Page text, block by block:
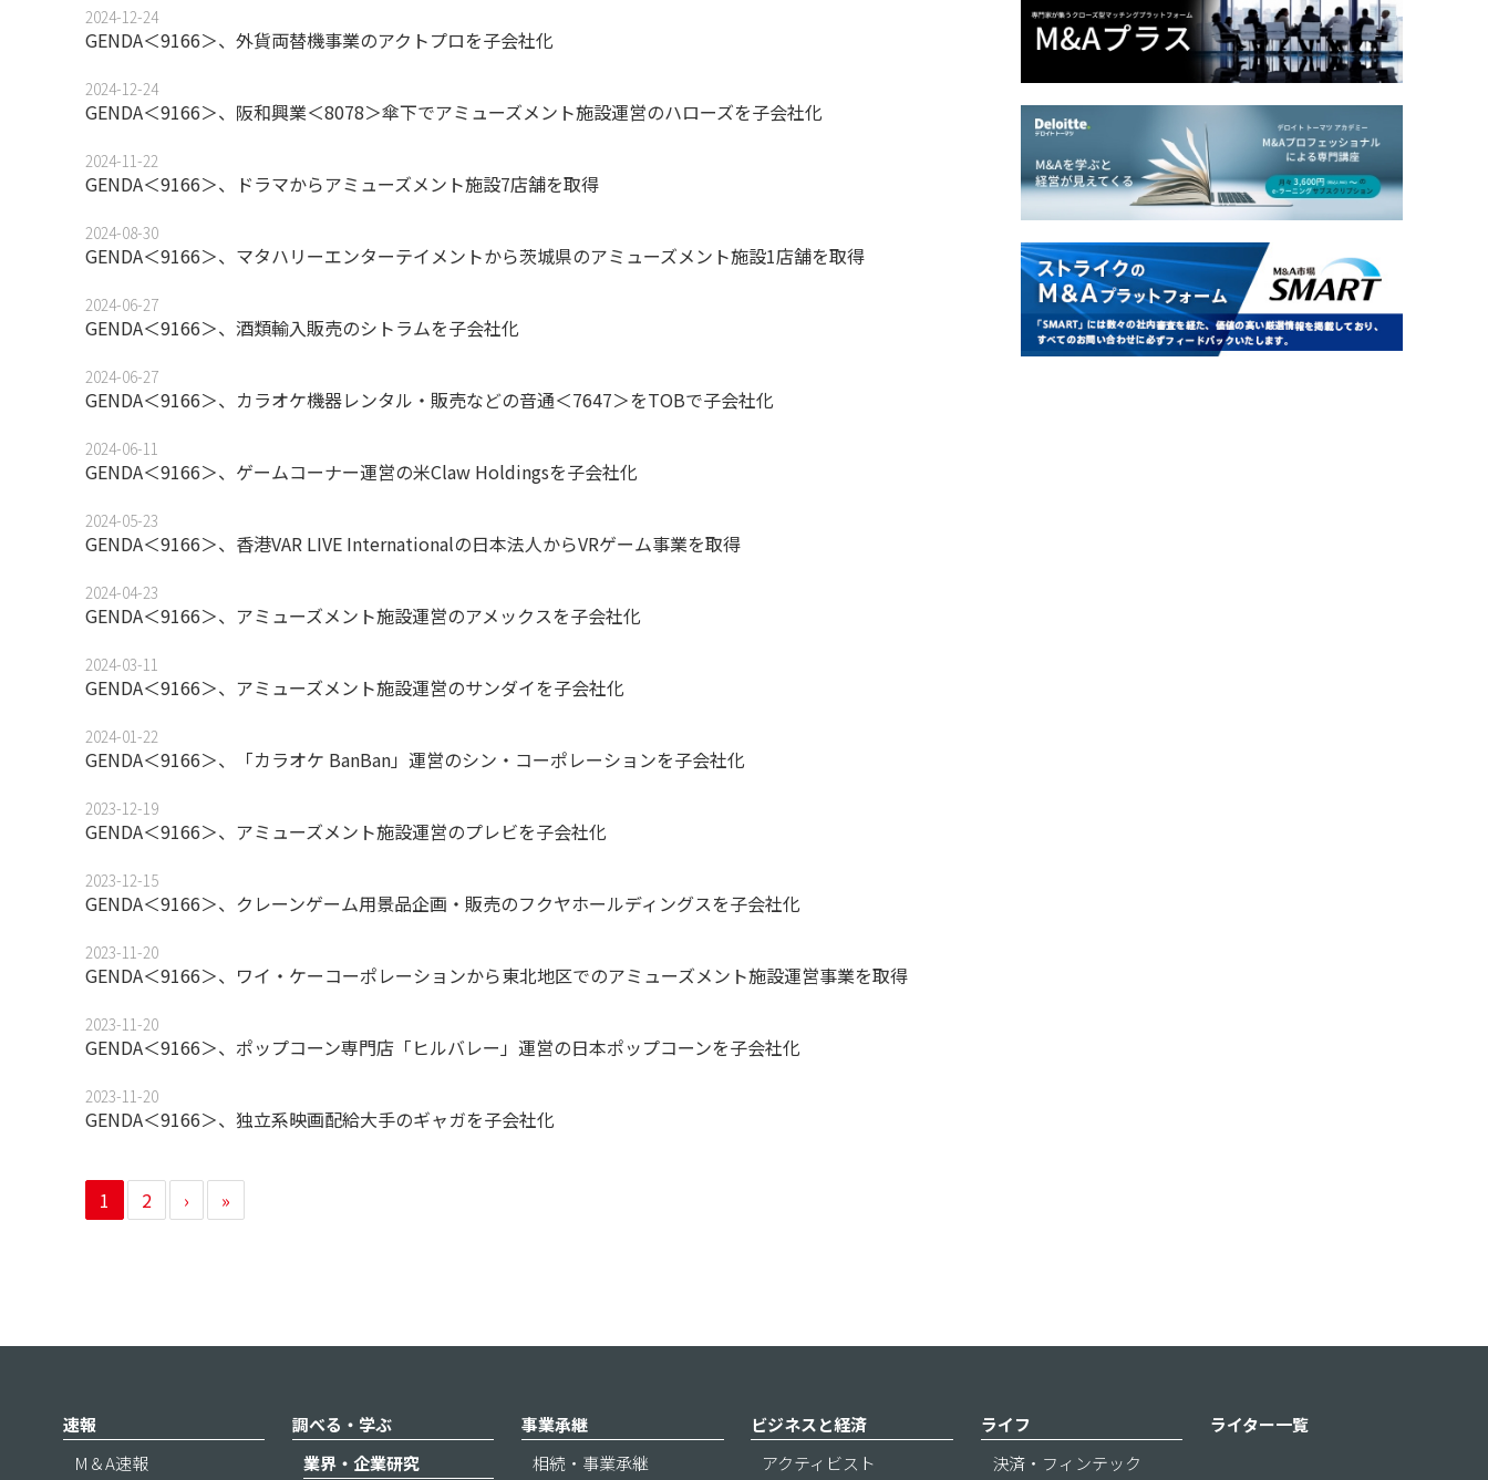
2024-12-24
GENDA＜9166＞、外貨両替機事業のアクトプロを子会社化
2024-12-24
GENDA＜9166＞、阪和興業＜8078＞傘下でアミューズメント施設運営のハローズを子会社化
2024-11-22
GENDA＜9166＞、ドラマからアミューズメント施設7店舗を取得
2024-08-30
GENDA＜9166＞、マタハリーエンターテイメントから茨城県のアミューズメント施設1店舗を取得
2024-06-27
GENDA＜9166＞、酒類輸入販売のシトラムを子会社化
2024-06-27
GENDA＜9166＞、カラオケ機器レンタル・販売などの音通＜7647＞をTOBで子会社化
2024-06-11
GENDA＜9166＞、ゲームコーナー運営の米Claw Holdingsを子会社化
2024-05-23
GENDA＜9166＞、香港VAR LIVE Internationalの日本法人からVRゲーム事業を取得
2024-04-23
GENDA＜9166＞、アミューズメント施設運営のアメックスを子会社化
2024-03-11
GENDA＜9166＞、アミューズメント施設運営のサンダイを子会社化
2024-01-22
GENDA＜9166＞、「カラオケ BanBan」運営のシン・コーポレーションを子会社化
2023-12-19
GENDA＜9166＞、アミューズメント施設運営のプレビを子会社化
2023-12-15
GENDA＜9166＞、クレーンゲーム用景品企画・販売のフクヤホールディングスを子会社化
2023-11-20
GENDA＜9166＞、ワイ・ケーコーポレーションから東北地区でのアミューズメント施設運営事業を取得
2023-11-20
GENDA＜9166＞、ポップコーン専門店「ヒルバレー」運営の日本ポップコーンを子会社化
2023-11-20
GENDA＜9166＞、独立系映画配給大手のギャガを子会社化
1 2 › »
速報
M＆A速報
調べる・学ぶ
業界・企業研究
事業承継
相続・事業承継
ビジネスと経済
アクティビスト
ライフ
決済・フィンテック
ライター一覧